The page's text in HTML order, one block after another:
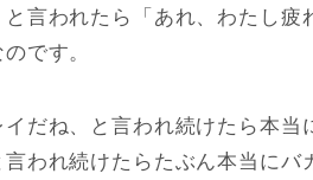
言われたら「あれ、わたし
です。
だね、と言われ続けたら本当
われ続けたらたぶん本当にバ